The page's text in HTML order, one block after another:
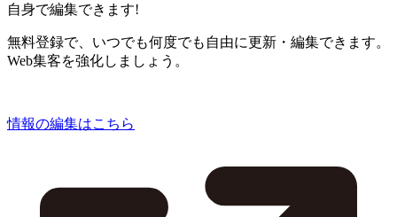
自身で編集できます!
無料登録で、いつでも何度でも自由に更新・編集できます。
Web集客を強化しましょう。
情報の編集はこちら